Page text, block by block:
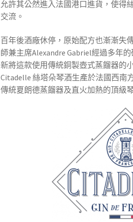
允許其公然進入法國港口進貨，使得
交流。
百年後酒廠休停，原始配方也漸漸失
師兼主席Alexandre Gabriel經過多年
新將這款使用傳統銅製壺式蒸餾器的
Citadelle 絲塔朵琴酒生產於法國西南
傳統夏朗德蒸餾器及直火加熱的頂級